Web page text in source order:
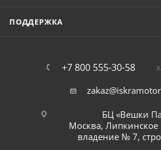
ПОДДЕРЖКА
+7 800 555-30-58
БЦ «Вешки
Москва, Липкинское
владение № 7,